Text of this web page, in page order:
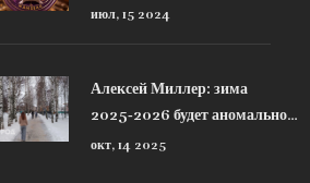
(HMSTR) - новые возможности
июл, 15 2024
Алексей Миллер: зима
2025‑2026 будет аномально
холодной от Мурманска до
окт, 14 2025